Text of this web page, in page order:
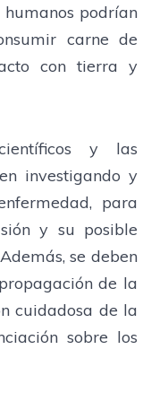
humanos podrían
carne de
con tierra y
y las
investigando y
para
y su posible
se deben
de la
cuidadosa de la
sobre los